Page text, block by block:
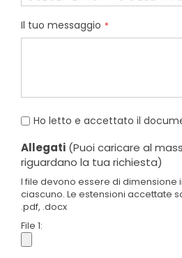
Il tuo messaggio
Ho letto e accettato il
Allegati (Puoi caricare al
riguardano la tua richiesta)
I file devono essere di dimensione
ciascuno. Le estensioni accettate
.pdf, .docx
File 1: